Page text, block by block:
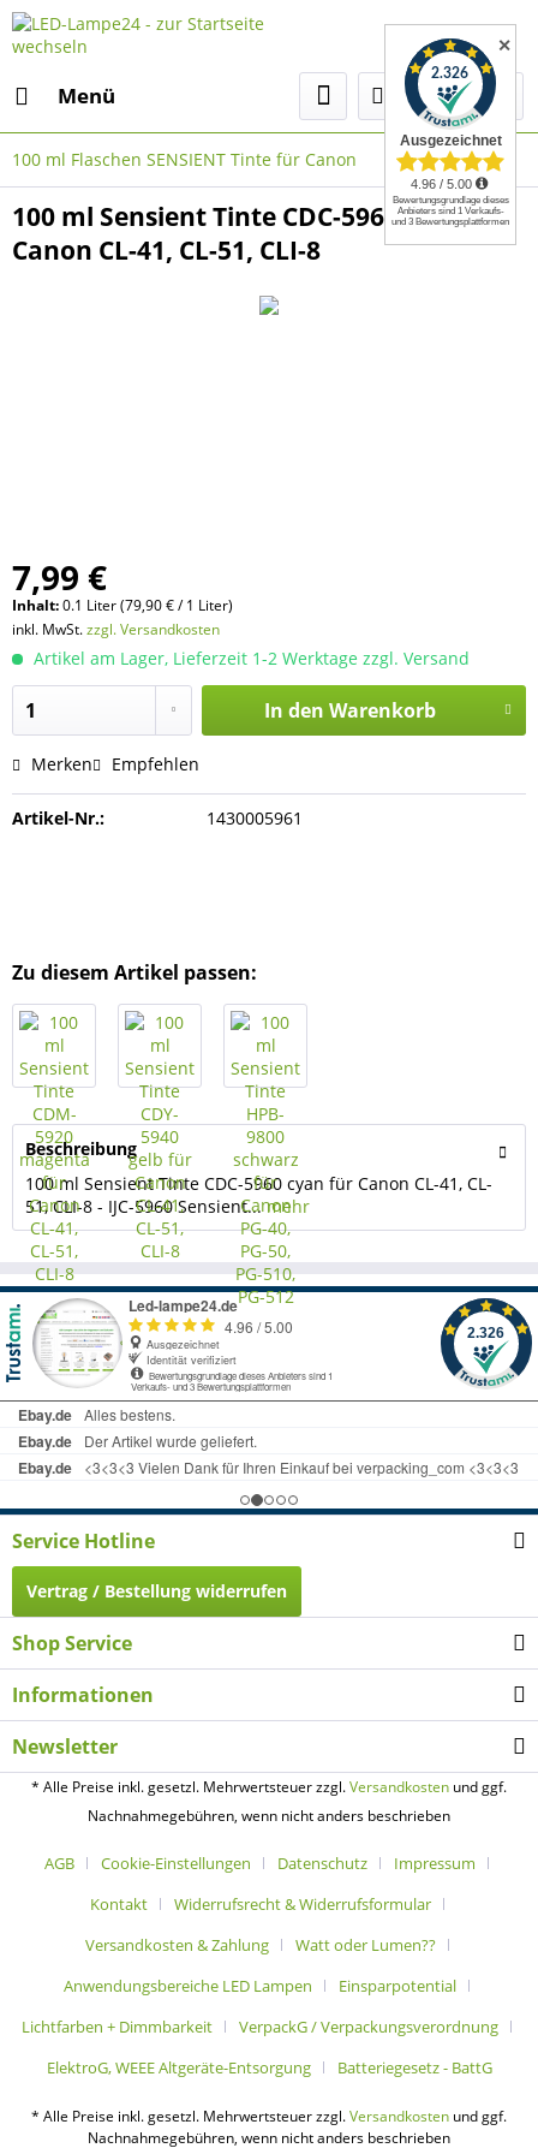
Menü
100 ml Flaschen SENSIENT Tinte für Canon
100 ml Sensient Tinte CDC-5960 cyan für
Canon CL-41, CL-51, CLI-8
7,99 €
Inhalt:0.1 Liter (79,90 € / 1 Liter)
inkl. MwSt.zzgl. Versandkosten
Artikel am Lager, Lieferzeit 1-2 Werktage zzgl. Versand
In den Warenkorb
Merken Empfehlen
Artikel-Nr.: 1430005961
Zu diesem Artikel passen:
Beschreibung
100 ml Sensient Tinte CDC-5960 cyan für Canon CL-41, CL-
51, CLI-8 - IJC-5960 Sensient...mehr
✕
Service Hotline
Vertrag / Bestellung widerrufen
Shop Service
Informationen
Newsletter
* Alle Preise inkl. gesetzl. Mehrwertsteuer zzgl.Versandkosten und ggf.
Nachnahmegebühren, wenn nicht anders beschrieben
AGB Cookie-Einstellungen Datenschutz
Impressum
Kontakt
Widerrufsrecht & Widerrufsformular
Versandkosten & Zahlung
Watt oder Lumen??
Anwendungsbereiche LED Lampen
Einsparpotential
Lichtfarben + Dimmbarkeit
VerpackG / Verpackungsverordnung
ElektroG, WEEE Altgeräte-Entsorgung
Batteriegesetz - BattG
* Alle Preise inkl. gesetzl. Mehrwertsteuer zzgl.Versandkosten und ggf.
Nachnahmegebühren, wenn nicht anders beschrieben